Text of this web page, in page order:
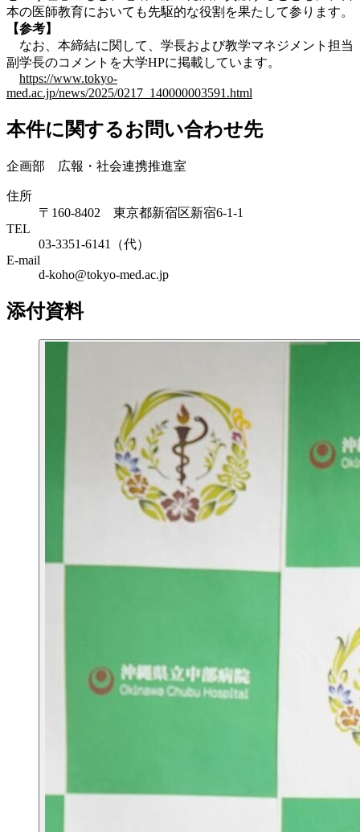
本の医師教育においても先駆的な役割を果たして参ります。
【参考】
なお、本締結に関して、学長および教学マネジメント担当
副学長のコメントを大学HPに掲載しています。
https://www.tokyo-
med.ac.jp/news/2025/0217_140000003591.html
本件に関するお問い合わせ先
企画部 広報・社会連携推進室
住所
〒160-8402 東京都新宿区新宿6-1-1
TEL
03-3351-6141（代）
E-mail
d-koho@tokyo-med.ac.jp
添付資料